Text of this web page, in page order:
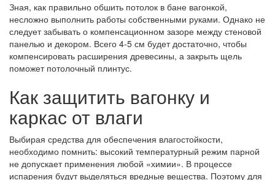
Зная, как правильно обшить потолок в бане вагонкой,
несложно выполнить работы собственными руками. Однако не
следует забывать о компенсационном зазоре между стеновой
панелью и декором. Всего 4-5 см будет достаточно, чтобы
компенсировать расширения древесины, а закрыть щель
поможет потолочный плинтус.
Как защитить вагонку и
каркас от влаги
Выбирая средства для обеспечения влагостойкости,
необходимо помнить: высокий температурный режим парной
не допускает применения любой «химии». В процессе
испарения будут выделяться вредные вещества. Поэтому для